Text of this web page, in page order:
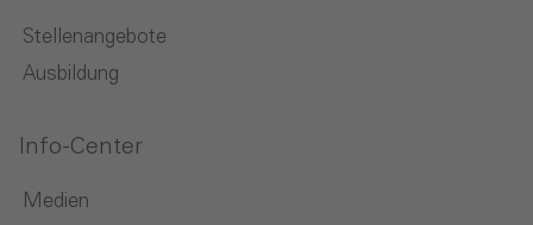
Stellenangebote
Ausbildung
Info-Center
Medien